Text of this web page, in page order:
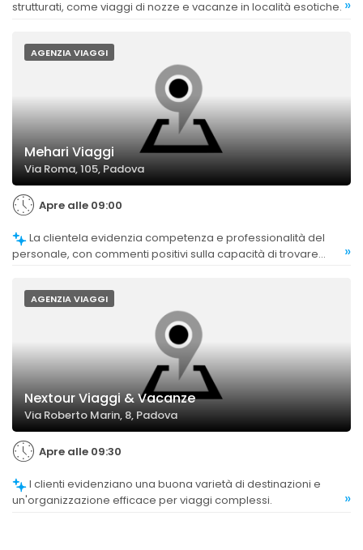
strutturati, come viaggi di nozze e vacanze in località esotiche. »
AGENZIA VIAGGI
Mehari Viaggi
Via Roma, 105, Padova
Apre alle 09:00
personale, con commenti positivi sulla capacità di trovare
»
AGENZIA VIAGGI
Nextour Viaggi & Vacanze
Via Roberto Marin, 8, Padova
Apre alle 09:30
un'organizzazione efficace per viaggi complessi.
»